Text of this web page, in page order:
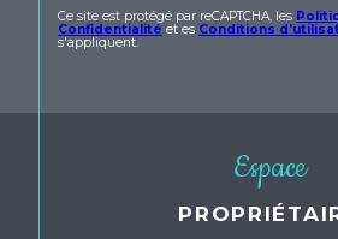
Ce site est protégé par reCAPTCHA, les
Confidentialité et es Conditions
s'appliquent.
Espace